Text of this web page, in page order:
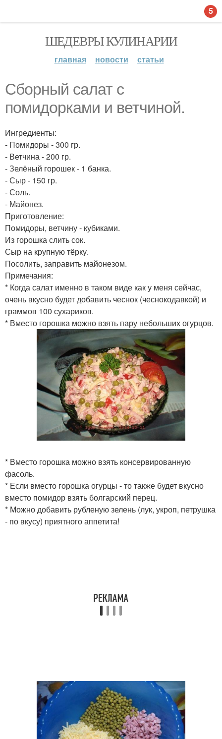
ШЕДЕВРЫ КУЛИНАРИИ
главная новости статьи
Сборный салат с
помидорками и ветчиной.
Ингредиенты:
- Помидоры - 300 гр.
- Ветчина - 200 гр.
- Зелёный горошек - 1 банка.
- Сыр - 150 гр.
- Соль.
- Майонез.
Приготовление:
Помидоры, ветчину - кубиками.
Из горошка слить сок.
Сыр на крупную тёрку.
Посолить, заправить майонезом.
Примечания:
* Когда салат именно в таком виде как у меня сейчас,
очень вкусно будет добавить чеснок (чеснокодавкой) и
граммов 100 сухариков.
* Вместо горошка можно взять пару небольших огурцов.
* Вместо горошка можно взять консервированную
фасоль.
* Если вместо горошка огурцы - то также будет вкусно
вместо помидор взять болгарский перец.
* Можно добавить рубленую зелень (лук, укроп, петрушка
- по вкусу) приятного аппетита!
5